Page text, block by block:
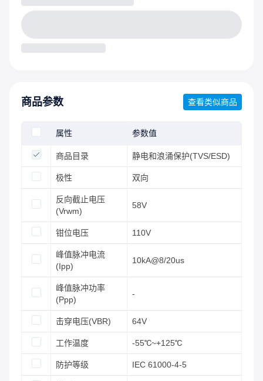
商品参数 查看类似商品
属性 参数值
商品目录 静电和浪涌保护(TVS/ESD)
极性 双向
反向截止电压
(Vrwm)
58V
钳位电压 110V
峰值脉冲电流
(Ipp)
10kA@8/20us
峰值脉冲功率
(Ppp)
-
击穿电压(VBR) 64V
工作温度 -55℃~+125℃
防护等级 IEC 61000-4-5